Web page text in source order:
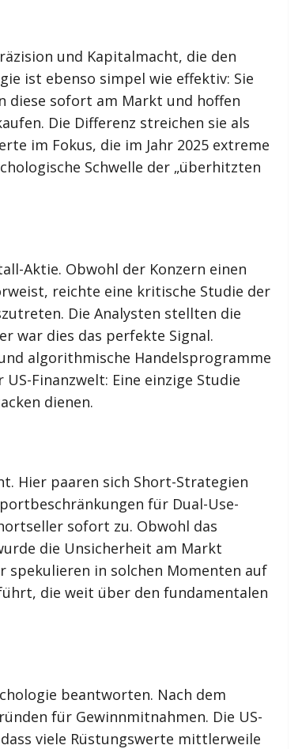
und Kapitalmacht, die den
ist ebenso simpel wie effektiv: Sie
diese sofort am Markt und hoffen
Die Differenz streichen sie als
im Fokus, die im Jahr 2025 extreme
Schwelle der „überhitzten
Aktie. Obwohl der Konzern einen
reichte eine kritische Studie der
Die Analysten stellten die
war dies das perfekte Signal.
algorithmische Handelsprogramme
Finanzwelt: Eine einzige Studie
dienen.
Hier paaren sich Short-Strategien
für Dual-Use-
sofort zu. Obwohl das
die Unsicherheit am Markt
spekulieren in solchen Momenten auf
die weit über den fundamentalen
beantworten. Nach dem
für Gewinnmitnahmen. Die US-
viele Rüstungswerte mittlerweile